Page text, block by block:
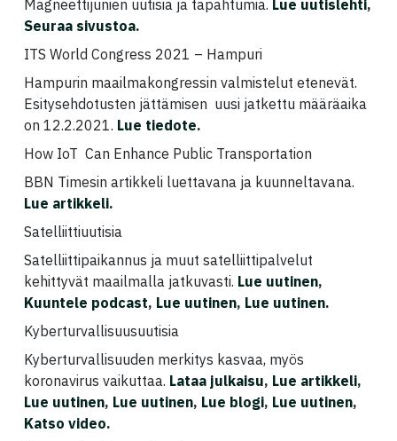
Magneettijunien uutisia ja tapahtumia. Lue uutislehti,
Seuraa sivustoa.
ITS World Congress 2021 – Hampuri
Hampurin maailmakongressin valmistelut etenevät.
Esitysehdotusten jättämisen uusi jatkettu määräaika
on 12.2.2021. Lue tiedote.
How IoT Can Enhance Public Transportation
BBN Timesin artikkeli luettavana ja kuunneltavana.
Lue artikkeli.
Satelliittiuutisia
Satelliittipaikannus ja muut satelliittipalvelut
kehittyvät maailmalla jatkuvasti. Lue uutinen,
Kuuntele podcast, Lue uutinen, Lue uutinen.
Kyberturvallisuusuutisia
Kyberturvallisuuden merkitys kasvaa, myös
koronavirus vaikuttaa. Lataa julkaisu, Lue artikkeli,
Lue uutinen, Lue uutinen, Lue blogi, Lue uutinen,
Katso video.